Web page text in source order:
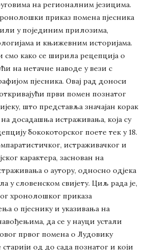
на регионалним језицима.
приказ помена пјесника
у појединим прилозима,
и књижевним историјама.
смо како се ширила рецепција о
на нетачне наводе у вези с
пјесника. Овај рад доноси
први помен познатог
што представља значајан корак
досадашња истраживања, која су
бококоторског поете тек у 18.
истраживачког и
карактера, заснован на
о аутору, односно одјека
у словенском свијету. Циљ рада је,
хронолошког приказа
о пјеснику и указивања на
да се у науци устали
првог помена о Лудовику
старији од до сада познатог и који